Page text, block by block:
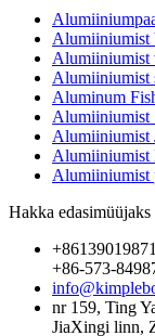
Alumiiniumist
Alumiiniumist
Alumiiniumist
Aluminum
Alumiiniumist
Alumiiniumist
Alumiiniumist
Alumiiniumist
Hakka edasimüüjaks
+86-573-
nr 159, Ting
JiaXingi linn,